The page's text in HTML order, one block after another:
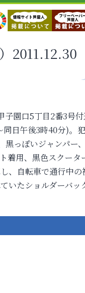
2011.12.30
子園口5丁目2番3号
日午後3時40分)。
黒っぽいジャンパー
着用、黒色スクータ
、自転車で通行中の
いたショルダーバッ